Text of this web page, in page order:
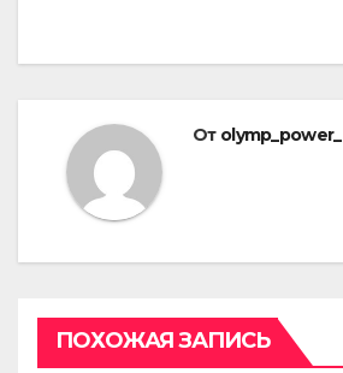
От olymp_power_
ПОХОЖАЯ ЗАПИСЬ